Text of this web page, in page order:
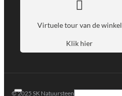
Virtuele tour van de winkel
Klik hier
© 2025 SK Natuursteen